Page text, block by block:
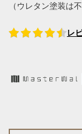
（ウレタン塗装は不
レ